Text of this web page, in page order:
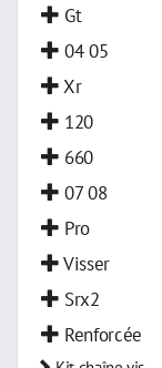
Gt
04 05
Xr
120
660
07 08
Pro
Visser
Srx2
Renforcée